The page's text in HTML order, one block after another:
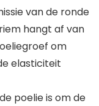
van de ronde
hangt af van
om
elasticiteit
poelie is om de